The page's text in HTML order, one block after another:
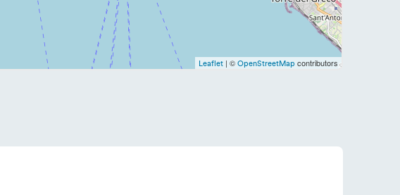
Leaflet | © OpenStreetMap contributors